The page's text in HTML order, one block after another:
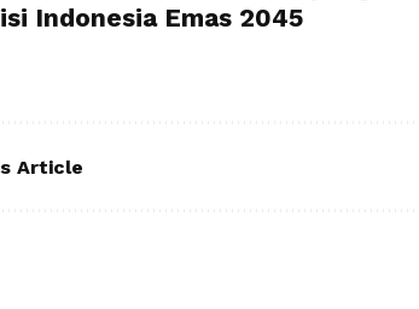
Indonesia Emas 2045
Article